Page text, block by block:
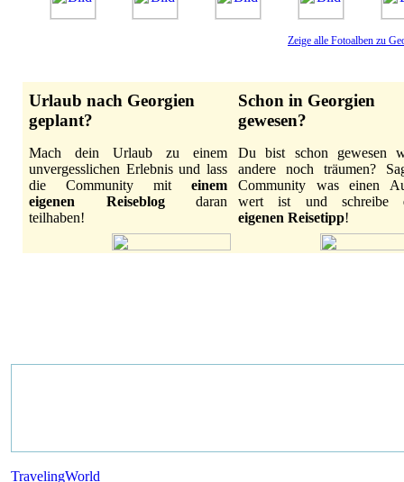
Zeige alle Fotoalben zu
Urlaub nach Georgien
geplant?
Mach dein Urlaub zu einem
unvergesslichen Erlebnis und lass
die Community mit einem
eigenen Reiseblogdaran
teilhaben!
Schon in Georgien
gewesen?
Du bist schon gewesen
andere noch träumen?
Community was einen
wert ist und schreibe
eigenen Reisetipp!
TravelingWorld